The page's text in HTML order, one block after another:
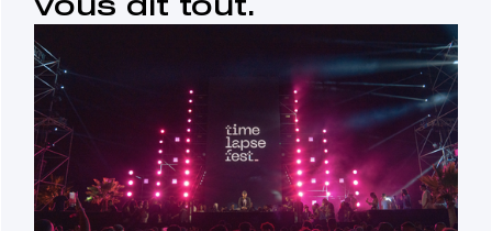
vous dit tout.